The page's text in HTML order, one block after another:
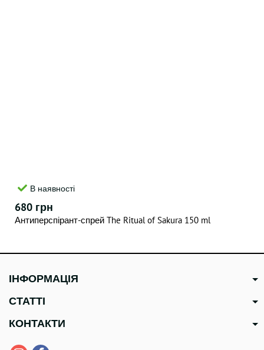
В наявності
680 грн
Антиперспірант-спрей The Ritual of Sakura 150 ml
ІНФОРМАЦІЯ
СТАТТІ
КОНТАКТИ